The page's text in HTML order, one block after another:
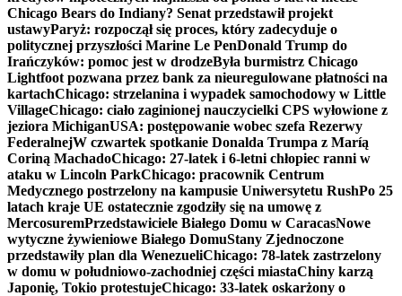
Chicago Bears do Indiany? Senat przedstawił projekt
ustawyParyż: rozpoczął się proces, który zadecyduje o
politycznej przyszłości Marine Le PenDonald Trump do
Irańczyków: pomoc jest w drodzeByła burmistrz Chicago
Lightfoot pozwana przez bank za nieuregulowane płatności na
kartachChicago: strzelanina i wypadek samochodowy w Little
VillageChicago: ciało zaginionej nauczycielki CPS wyłowione z
jeziora MichiganUSA: postępowanie wobec szefa Rezerwy
FederalnejW czwartek spotkanie Donalda Trumpa z Maríą
Coriną MachadoChicago: 27-latek i 6-letni chłopiec ranni w
ataku w Lincoln ParkChicago: pracownik Centrum
Medycznego postrzelony na kampusie Uniwersytetu RushPo 25
latach kraje UE ostatecznie zgodziły się na umowę z
MercosuremPrzedstawiciele Białego Domu w CaracasNowe
wytyczne żywieniowe Białego DomuStany Zjednoczone
przedstawiły plan dla WenezueliChicago: 78-latek zastrzelony
w domu w południowo-zachodniej części miastaChiny karzą
Japonię, Tokio protestujeChicago: 33-latek oskarżony o